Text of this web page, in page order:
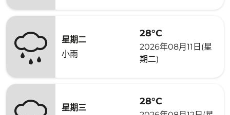
星期二
小雨
28°C
2026年08月11日(星
期二)
星期三
28°C